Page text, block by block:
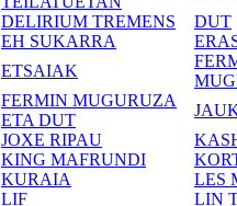
DELIRIUM TREMENS
DUT
EH SUKARRA
ETSAIAK
FERMIN MUGURUZA
ETA DUT
JOXE RIPAU
KING MAFRUNDI
KURAIA
LES
LIF
LIN